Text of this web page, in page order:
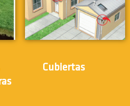
Cubiertas